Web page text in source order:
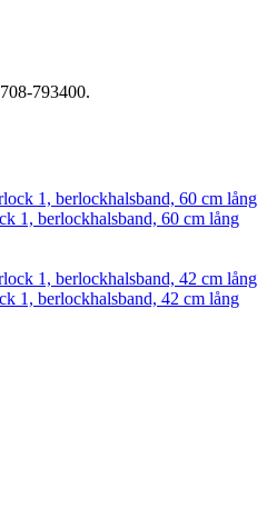
793400.
1, berlockhalsband, 60 cm lång
1, berlockhalsband, 42 cm lång